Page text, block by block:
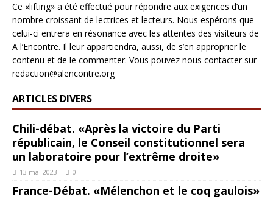
Ce «lifting» a été effectué pour répondre aux exigences d’un
nombre croissant de lectrices et lecteurs. Nous espérons que
celui-ci entrera en résonance avec les attentes des visiteurs de
A l’Encontre. Il leur appartiendra, aussi, de s’en approprier le
contenu et de le commenter. Vous pouvez nous contacter sur
redaction@alencontre.org
ARTICLES DIVERS
Chili-débat. «Après la victoire du Parti
républicain, le Conseil constitutionnel sera
un laboratoire pour l’extrême droite»
13 mai 2023 0
France-Débat. «Mélenchon et le coq gaulois»